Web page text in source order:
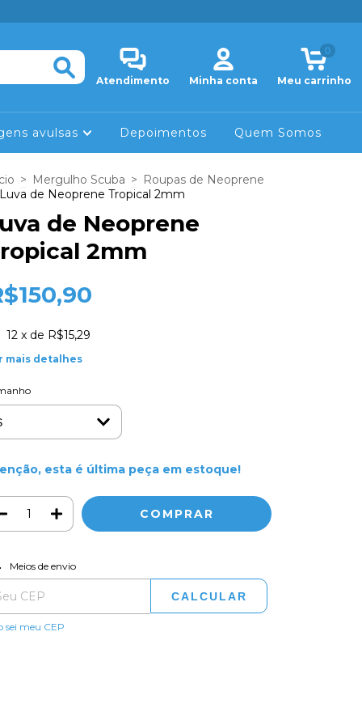
Atendimento Minha conta Meu carrinho
0
avulsas Depoimentos Quem Somos
> Mergulho Scuba > Roupas de Neoprene
Luva de Neoprene Tropical 2mm
de Neoprene
2mm
12 x de R$15,29
mais detalhes
esta é última peça em estoque!
para o CEP:
Meios de envio
CALCULAR
sei meu CEP